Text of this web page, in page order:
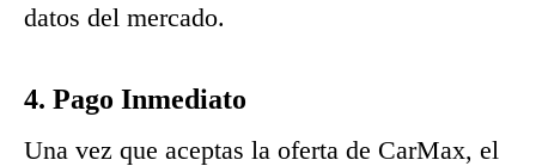
datos del mercado.
4. Pago Inmediato
Una vez que aceptas la oferta de CarMax, el